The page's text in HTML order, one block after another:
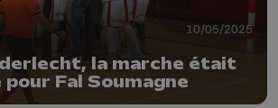
10/05/2025
la marche était
Fal Soumagne